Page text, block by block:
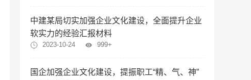
中建某局切实加强企业文化建设，全面提升企业
软实力的经验汇报材料
2023-10-24 999+
国企加强企业文化建设，提振职工“精、气、神”